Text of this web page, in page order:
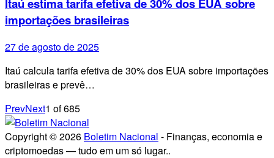
importações brasileiras
27 de agosto de 2025
Itaú calcula tarifa efetiva de 30% dos EUA sobre importações
brasileiras e prevê…
PrevNext1 of685
Copyright © 2026 Boletim Nacional - Finanças, economia e
criptomoedas — tudo em um só lugar..